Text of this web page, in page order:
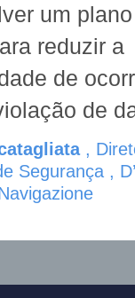
um
reduzir a
de
de
,
Segurança ,